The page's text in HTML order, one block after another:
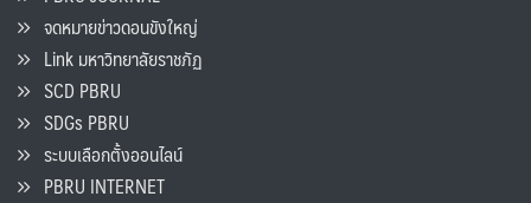
จดหมายข่าวดอนขังใหญ่
Link มหาวิทยาลัยราชภัฏ
SCD PBRU
SDGs PBRU
ระบบเลือกตั้งออนไลน์
PBRU INTERNET